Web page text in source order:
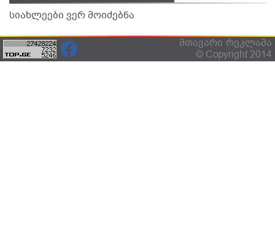
სიახლეები ვერ მოიძებნა
მთავარი რეკლამა
© Copyright 2014